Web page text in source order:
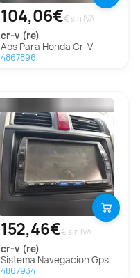
104,06€€ sin IVA
cr-v (re)
Abs Para Honda Cr-V
4867896
152,46€€ sin IVA
cr-v (re)
Sistema Navegacion Gps Para Honda Cr-V
4867934